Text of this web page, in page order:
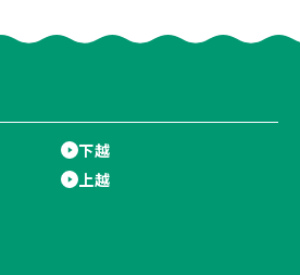
下越
上越